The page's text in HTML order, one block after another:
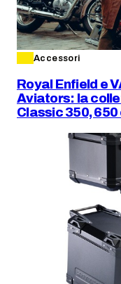
Accessori
Royal Enfield e
Aviators: la
Classic 350, 650